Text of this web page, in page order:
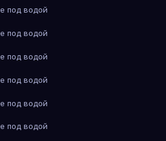
под водой
под водой
под водой
под водой
под водой
под водой